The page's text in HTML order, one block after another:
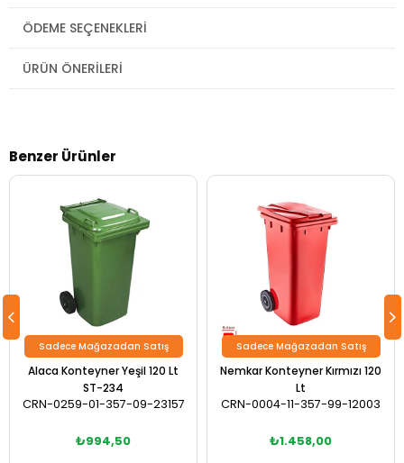
ÖDEME SEÇENEKLERI
ÜRÜN ÖNERILERI
Benzer Ürünler
Alaca Konteyner Yeşil 120 Lt
ST-234
CRN-0259-01-357-09-23157
₺994,50
Sadece Mağazadan Satış
Nemkar Konteyner Kırmızı 120
Lt
CRN-0004-11-357-99-12003
₺1.458,00
Sadece Mağazadan Satış